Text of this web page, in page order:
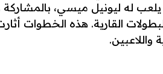
يلعب له ليونيل ميسي،
القارية. هذه الخطوات
واللاعبين.